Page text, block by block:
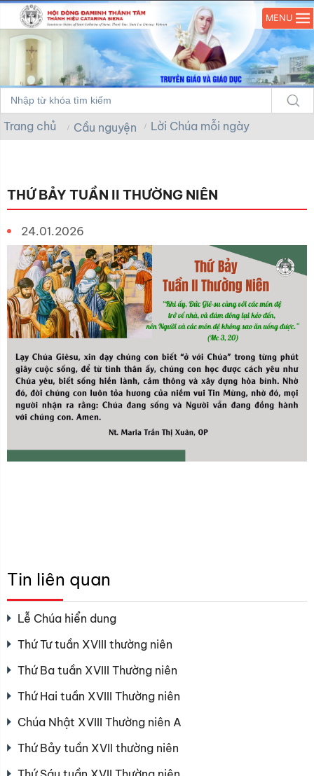
MENU
Trang chủ Cầu nguyện Lời Chúa mỗi ngày
THỨ BẢY TUẦN II THƯỜNG NIÊN
24.01.2026
Tin liên quan
Lễ Chúa hiển dung
Thứ Tư tuần XVIII thường niên
Thứ Ba tuần XVIII Thường niên
Thứ Hai tuần XVIII Thường niên
Chúa Nhật XVIII Thường niên A
Thứ Bảy tuần XVII thường niên